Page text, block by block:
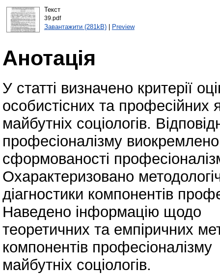
Текст
39.pdf
Завантажити (281kB)| Preview
Анотація
У статті визначено критерії
особистісних та професійних
майбутніх соціологів.
професіоналізму виокремлено
сформованості
Охарактеризовано
діагностики компонентів
Наведено інформацію щодо
теоретичних та емпіричних
компонентів професіоналізму
майбутніх соціологів.